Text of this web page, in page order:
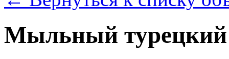
Мыльный турецкий